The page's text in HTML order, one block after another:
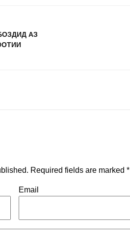
АЗ
Required fields are marked *
Email